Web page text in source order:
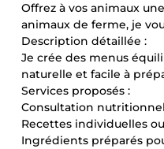
Offrez à vos animaux
animaux de ferme, je
Description détaillée :
Je crée des menus
naturelle et facile à
Services proposés :
Consultation
Recettes individuelles
Ingrédients préparés